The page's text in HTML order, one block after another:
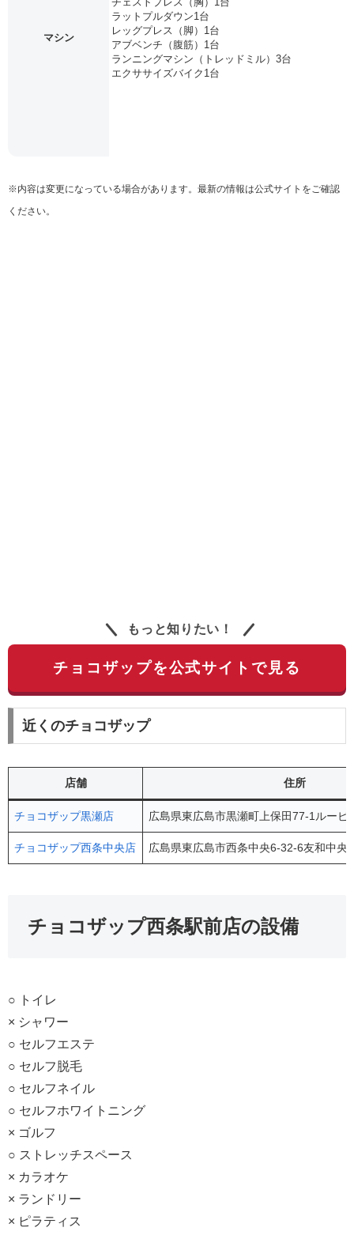
マシン
ラットプルダウン1台
レッグプレス（脚）1台
アブベンチ（腹筋）1台
ランニングマシン（トレッドミル）3台
エクササイズバイク1台
※内容は変更になっている場合があります。最新の情報は公式サイトをご確認
ください。
もっと知りたい！
チョコザップを公式サイトで見る
近くのチョコザップ
店舗 住所
チョコザップ黒瀬店 広島県東広島市黒瀬町上保田77-1ルー
チョコザップ西条中央店 広島県東広島市西条中央6-32-6友和中
チョコザップ西条駅前店の設備
○ トイレ
× シャワー
○ セルフエステ
○ セルフ脱毛
○ セルフネイル
○ セルフホワイトニング
× ゴルフ
○ ストレッチスペース
× カラオケ
× ランドリー
× ピラティス